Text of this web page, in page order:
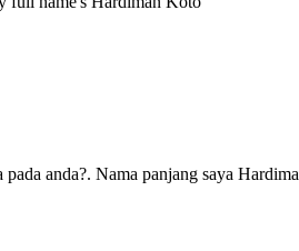
anda?. Nama panjang saya